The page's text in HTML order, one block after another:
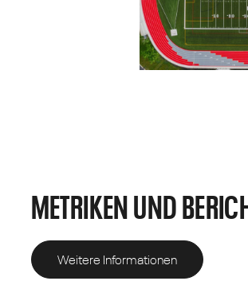
METRIKEN UND
Weitere Informationen